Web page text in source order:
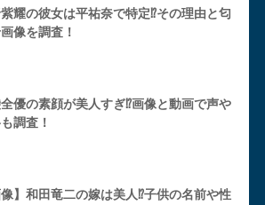
耀の彼女は平祐奈で特定⁉︎その理由と匂
像を調査！
優の素顔が美人すぎ⁉︎画像と動画で声や
調査！
像】和田竜二の嫁は美人⁉︎子供の名前や性